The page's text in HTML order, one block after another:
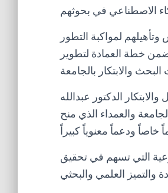
لمواكبة التطور
خطة العمادة لتطوير
الدكتور عبدالله
والعمداء الذي منح
التي تسهم في تحقيق